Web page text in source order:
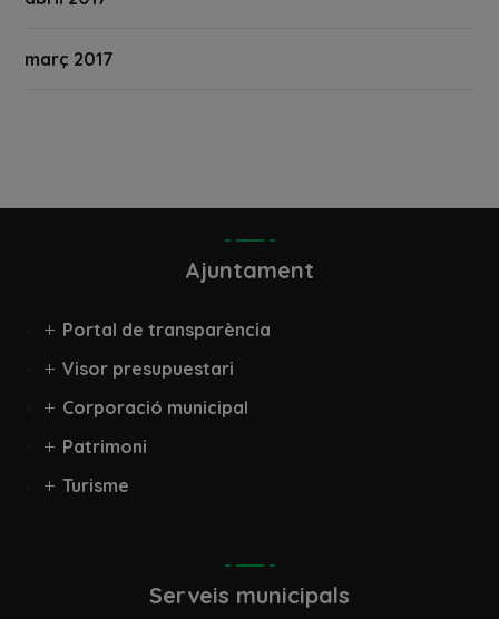
març 2017
Ajuntament
Portal de transparència
Visor presupuestari
Corporació municipal
Patrimoni
Turisme
Serveis municipals